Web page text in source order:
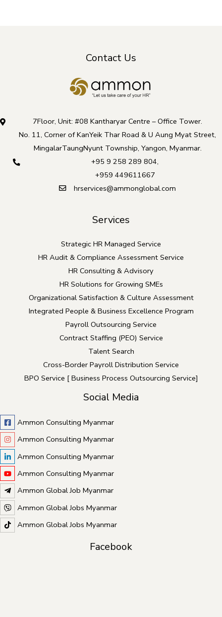
Contact Us
7Floor, Unit: #08 Kantharyar Centre – Office Tower.
No. 11, Corner of KanYeik Thar Road & U Aung Myat Street,
MingalarTaungNyunt Township, Yangon, Myanmar.
+95 9 258 289 804,
+959 449611667
hrservices@ammonglobal.com
Services
Strategic HR Managed Service
HR Audit & Compliance Assessment Service
HR Consulting & Advisory
HR Solutions for Growing SMEs
Organizational Satisfaction & Culture Assessment
Integrated People & Business Excellence Program
Payroll Outsourcing Service
Contract Staffing (PEO) Service
Talent Search
Cross-Border Payroll Distribution Service
BPO Service [ Business Process Outsourcing Service]
Social Media
Ammon Consulting Myanmar
Ammon Consulting Myanmar
Ammon Consulting Myanmar
Ammon Consulting Myanmar
Ammon Global Job Myanmar
Ammon Global Jobs Myanmar
Ammon Global Jobs Myanmar
Facebook